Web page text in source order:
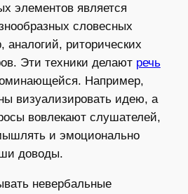
элементов является
словесных
риторических
Эти техники делают речь
Например,
визуализировать идею, а
вовлекают слушателей,
и эмоционально
доводы.
невербальные